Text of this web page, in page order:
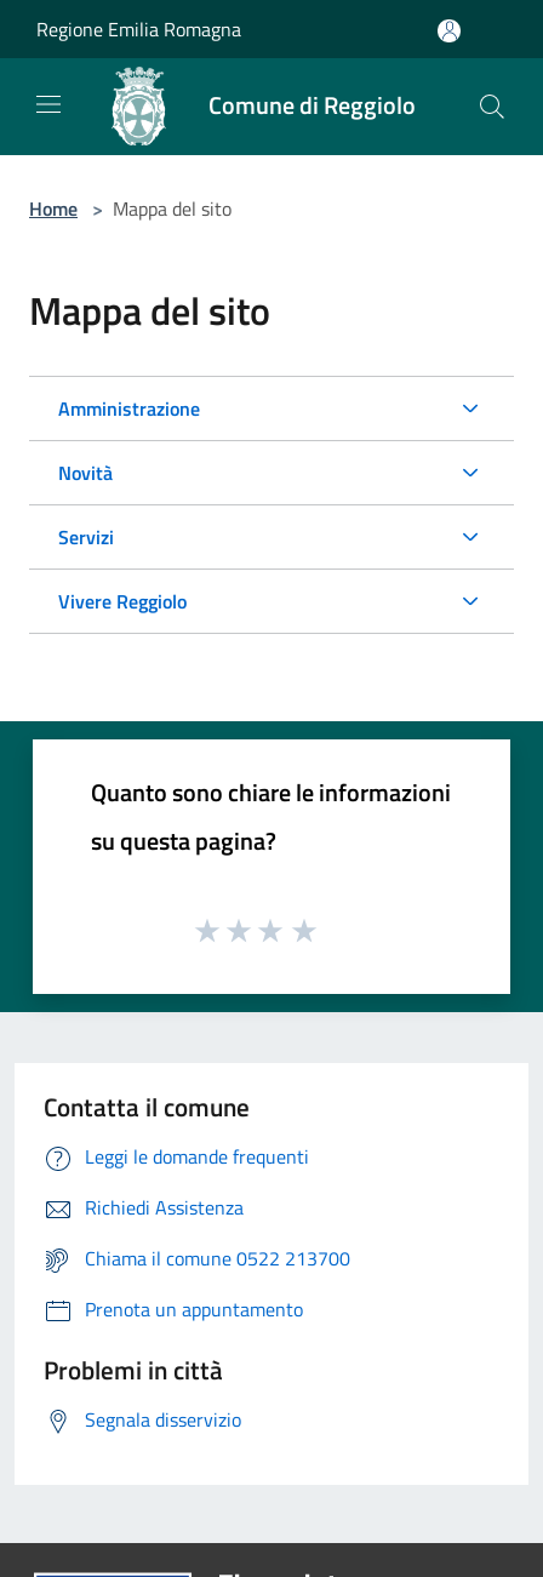
Regione Emilia Romagna
Comune di Reggiolo
Home > Mappa del sito
Mappa del sito
Amministrazione
Novità
Servizi
Vivere Reggiolo
Quanto sono chiare le informazioni
su questa pagina?
Contatta il comune
Leggi le domande frequenti
Richiedi Assistenza
Chiama il comune 0522 213700
Prenota un appuntamento
Problemi in città
Segnala disservizio